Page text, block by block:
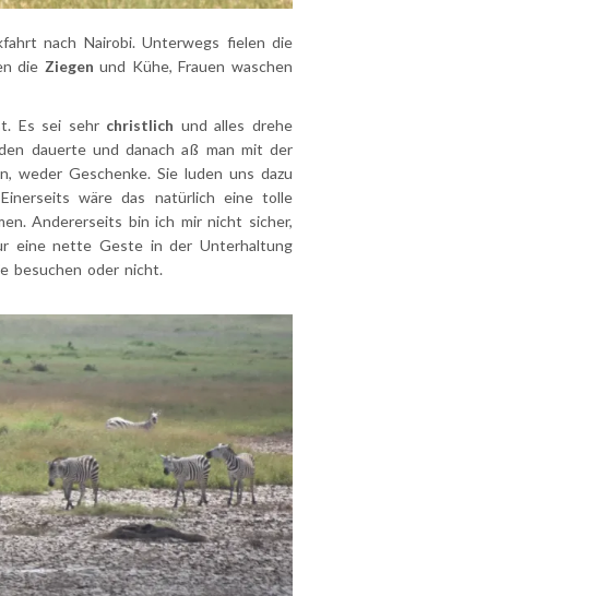
nach Nairobi. Unterwegs fielen die
die Ziegen und Kühe, Frauen waschen
Es sei sehr christlich und alles drehe
dauerte und danach aß man mit der
weder Geschenke. Sie luden uns dazu
wäre das natürlich eine tolle
Andererseits bin ich mir nicht sicher,
eine nette Geste in der Unterhaltung
besuchen oder nicht.